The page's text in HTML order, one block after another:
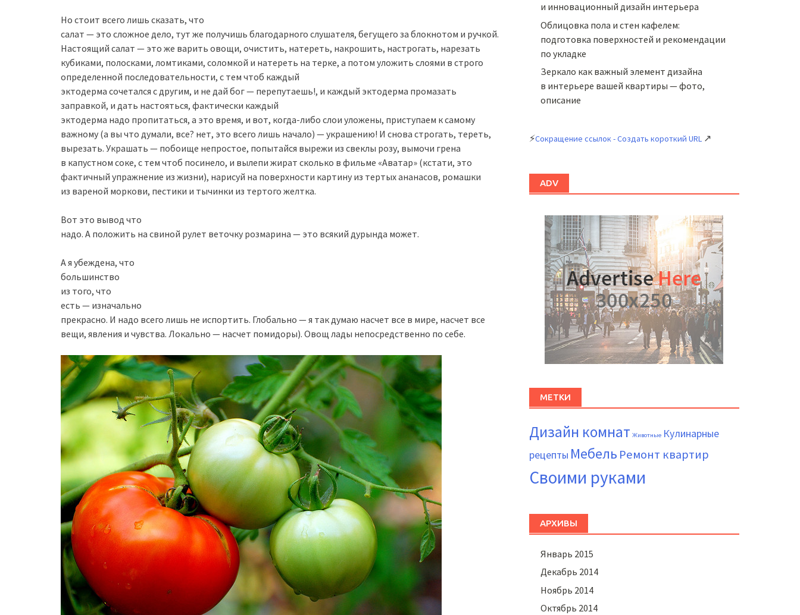
Но стоит всего лишь сказать, что
салат — это сложное дело, тут же получишь благодарного слушателя, бегущего за блокнотом и ручкой.
Настоящий салат — это же варить овощи, очистить, натереть, накрошить, настрогать, нарезать
кубиками, полосками, ломтиками, соломкой и натереть на терке, а потом уложить слоями в строго
определенной последовательности, с тем чтоб каждый
эктодерма сочетался с другим, и не дай бог — перепутаешь!, и каждый эктодерма промазать
заправкой, и дать настояться, фактически каждый
эктодерма надо пропитаться, а это время, и вот, когда-либо слои уложены, приступаем к самому
важному (а вы что думали, все? нет, это всего лишь начало) — украшению! И снова строгать, тереть,
вырезать. Украшать — побоище непростое, попытайся вырежи из свеклы розу, вымочи грена
в капустном соке, с тем чтоб посинело, и вылепи жират сколько в фильме «Аватар» (кстати, это
фактичный упражнение из жизни), нарисуй на поверхности картину из тертых ананасов, ромашки
из вареной моркови, пестики и тычинки из тертого желтка.
Вот это вывод что
надо. А положить на свиной рулет веточку розмарина — это всякий дурында может.
А я убеждена, что
большинство
из того, что
есть — изначально
прекрасно. И надо всего лишь не испортить. Глобально — я так думаю насчет все в мире, насчет все
вещи, явления и чувства. Локально — насчет помидоры). Овощ лады непосредственно по себе.
и инновационный дизайн интерьера
Облицовка пола и стен кафелем:
подготовка поверхностей и рекомендации
по укладке
Зеркало как важный элемент дизайна
в интерьере вашей квартиры — фото,
описание
⚡Сокращение ссылок - Создать короткий URL↗
ADV
МЕТКИ
Дизайн комнат Животные Кулинарные
рецепты Мебель Ремонт квартир
Своими руками
АРХИВЫ
Январь 2015
Декабрь 2014
Ноябрь 2014
Октябрь 2014